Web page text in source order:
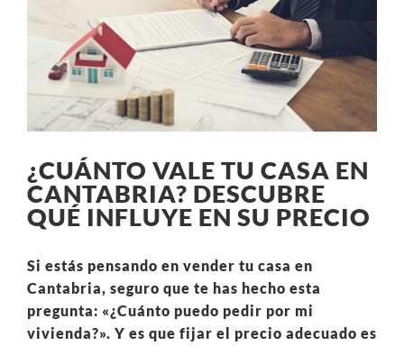
¿CUÁNTO VALE TU CASA EN
CANTABRIA? DESCUBRE
QUÉ INFLUYE EN SU PRECIO
Si estás pensando en vender tu casa en
Cantabria, seguro que te has hecho esta
pregunta: «¿Cuánto puedo pedir por mi
vivienda?». Y es que fijar el precio adecuado es